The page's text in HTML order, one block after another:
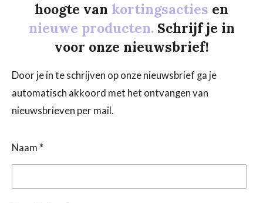
hoogte van kortingsacties en
nieuwe producten. Schrijf je in
voor onze nieuwsbrief!
Door je in te schrijven op onze nieuwsbrief ga je
automatisch akkoord met het ontvangen van
nieuwsbrieven per mail.
Naam *